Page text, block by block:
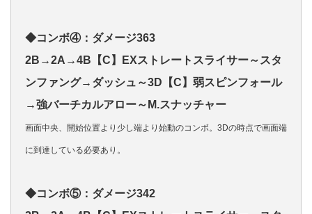
◆コンボ④：ダメージ363
2B→2A→4B【C】EXストレートスライサー～スタ
ンファング→ダッシュ～3D【C】弱スピンフォール
→強バーチカルアロー～M.スナッチャー
画面中央、開始位置より少し端より始動のコンボ。3Dの時点で画面端
に到達している必要あり。
◆コンボ⑤：ダメージ342